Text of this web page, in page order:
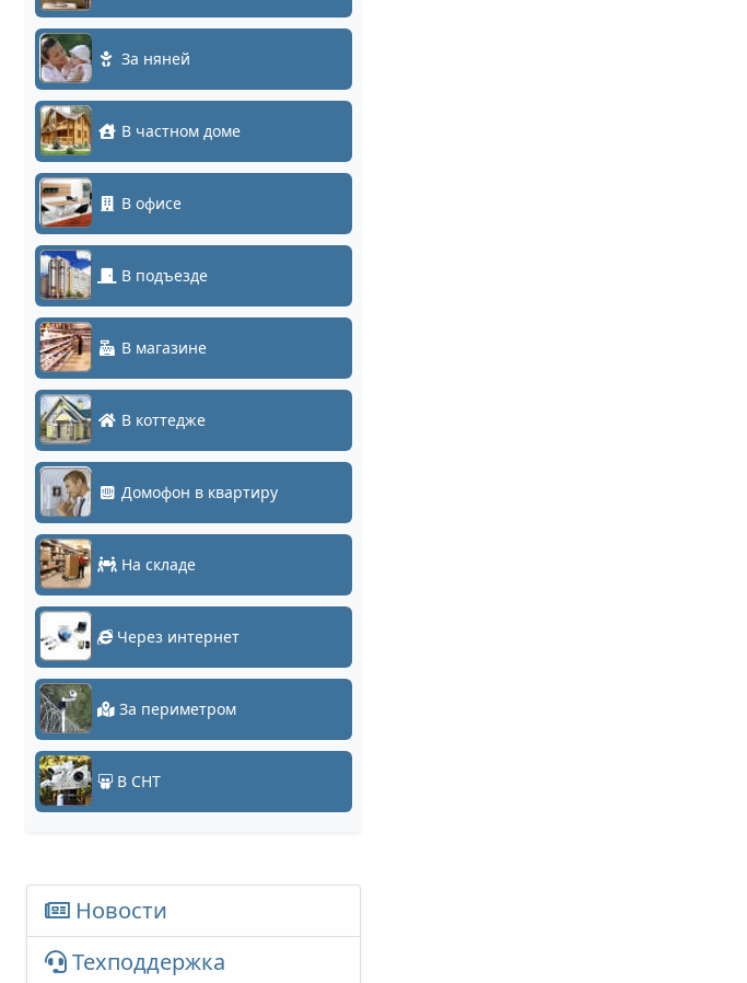
За няней
В частном доме
В офисе
В подъезде
В магазине
В коттедже
Домофон в квартиру
На складе
Через интернет
За периметром
В СНТ
Новости
Техподдержка